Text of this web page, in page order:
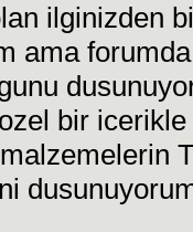
ilginizden
ama
bir